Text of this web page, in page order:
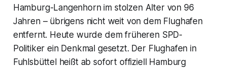
Hamburg-Langenhorn im stolzen Alter von 96
Jahren – übrigens nicht weit von dem Flughafen
entfernt. Heute wurde dem früheren SPD-
Politiker ein Denkmal gesetzt. Der Flughafen in
Fuhlsbüttel heißt ab sofort offiziell Hamburg